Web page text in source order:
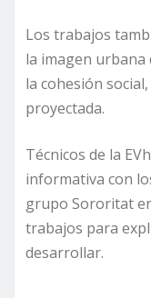
Los trabajos
la imagen urbana
la cohesión
proyectada.
Técnicos de la
informativa con
grupo Sororitat
trabajos para
desarrollar.